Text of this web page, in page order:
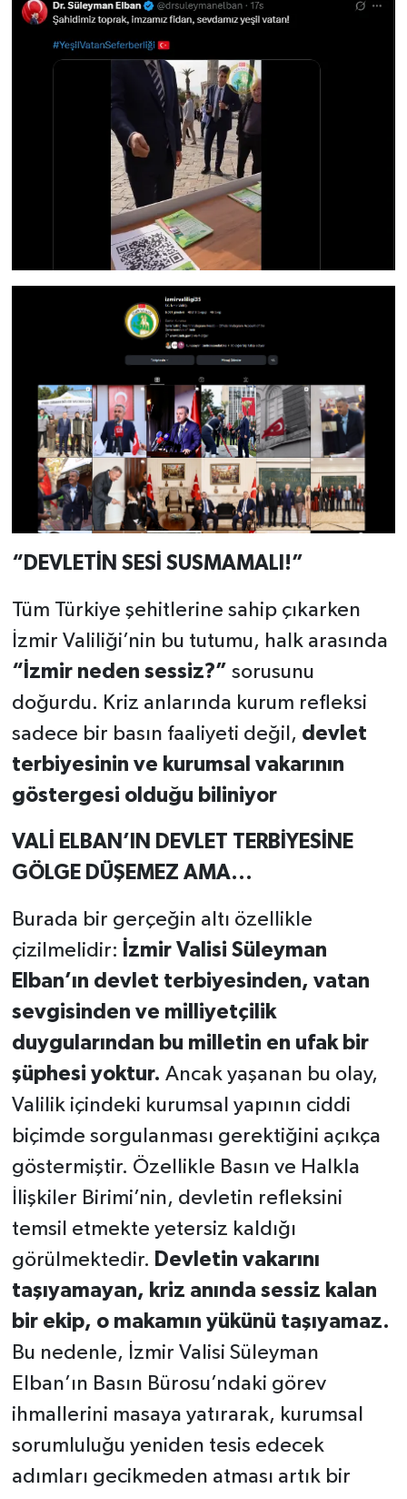
“DEVLETİN SESİ SUSMAMALI!”
Tüm Türkiye şehitlerine sahip çıkarken
İzmir Valiliği’nin bu tutumu, halk arasında
“İzmir neden sessiz?” sorusunu
doğurdu. Kriz anlarında kurum refleksi
sadece bir basın faaliyeti değil, devlet
terbiyesinin ve kurumsal vakarının
göstergesi olduğu biliniyor
VALİ ELBAN’IN DEVLET TERBİYESİNE
GÖLGE DÜŞEMEZ AMA...
Burada bir gerçeğin altı özellikle
çizilmelidir:
İzmir Valisi Süleyman
Elban’ın devlet terbiyesinden, vatan
sevgisinden ve milliyetçilik
duygularından bu milletin en ufak bir
şüphesi yoktur. Ancak yaşanan bu olay,
Valilik içindeki kurumsal yapının ciddi
biçimde sorgulanması gerektiğini açıkça
göstermiştir. Özellikle Basın ve Halkla
İlişkiler Birimi’nin, devletin refleksini
temsil etmekte yetersiz kaldığı
görülmektedir. Devletin vakarını
taşıyamayan, kriz anında sessiz kalan
bir ekip, o makamın yükünü taşıyamaz.
Bu nedenle, İzmir Valisi Süleyman
Elban’ın Basın Bürosu’ndaki görev
ihmallerini masaya yatırarak, kurumsal
sorumluluğu yeniden tesis edecek
adımları gecikmeden atması artık bir